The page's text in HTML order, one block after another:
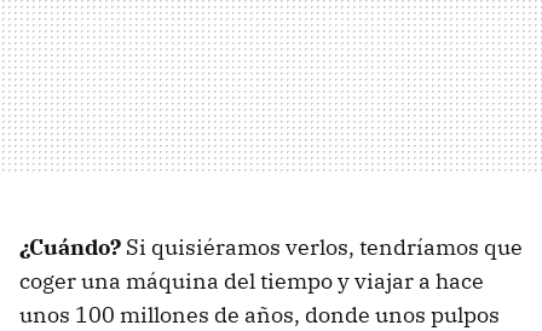
¿Cuándo? Si quisiéramos verlos, tendríamos que
coger una máquina del tiempo y viajar a hace
unos 100 millones de años, donde unos pulpos